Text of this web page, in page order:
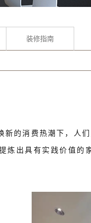
装修指南
新的消费热潮下，人
炼出具有实践价值